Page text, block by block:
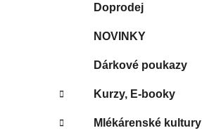
Doprodej
NOVINKY
Dárkové poukazy
Kurzy, E-booky
Mlékárenské kultury